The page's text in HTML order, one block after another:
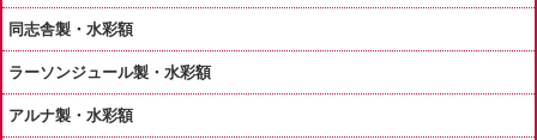
同志舎製・水彩額
ラーソンジュール製・水彩額
アルナ製・水彩額